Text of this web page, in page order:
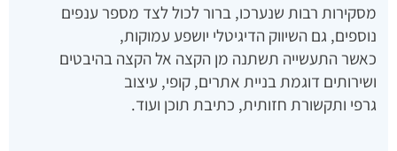
מסקירות רבות שנערכו, ברור לכול לצד מספר ענפים
נוספים, גם השיווק הדיגיטלי יושפע עמוקות,
כאשר התעשייה תשתנה מן הקצה אל הקצה בהיבטים
ושירותים דוגמת בניית אתרים, קופי, עיצוב
גרפי ותקשורת חזותית, כתיבת תוכן ועוד.